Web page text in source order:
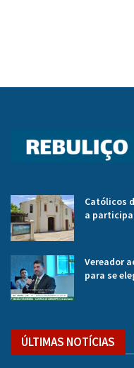
Católicos
a
Vereador
para se
ÚLTIMAS NOTÍCIAS